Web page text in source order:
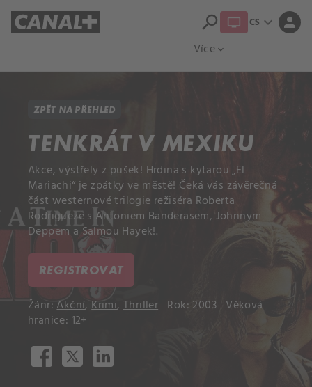
Více expand_more
search CS expand_more person
ZPĚT NA PŘEHLED
TENKRÁT V MEXIKU
Akce, výstřely z pušek! Hrdina s kytarou „El
Mariachi“ je zpátky ve městě! Čeká vás závěrečná
část westernové trilogie režiséra Roberta
Rodrigueze s Antoniem Banderasem, Johnnym
Deppem a Salmou Hayek!.
REGISTROVAT
Žánr:Akční,Krimi,Thriller Rok: 2003 Věková
hranice: 12+